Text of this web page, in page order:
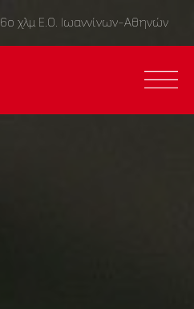
6ο χλμ Ε.Ο. Ιωαννίνων-Αθηνών